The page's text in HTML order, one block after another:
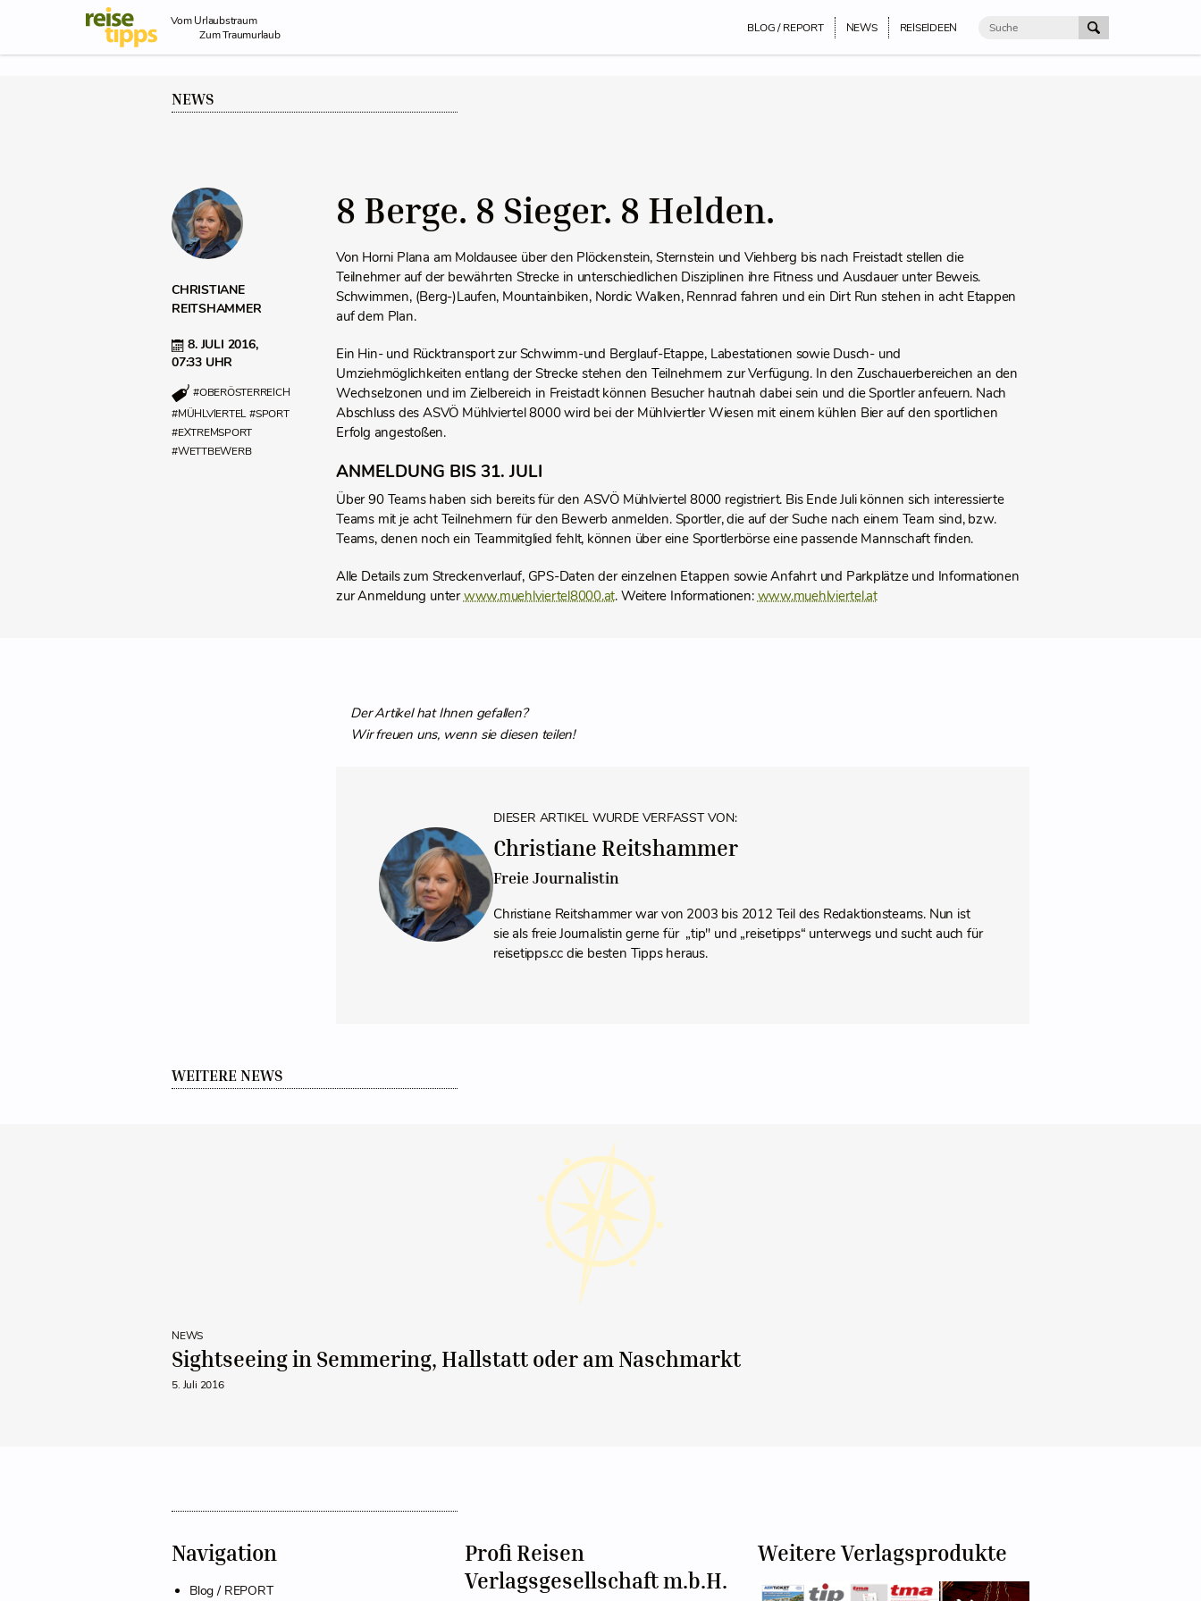
Skip to Content
Vom Urlaubstraum
Zum Traumurlaub
BLOG / REPORT NEWS REISEIDEEN
NEWS
CHRISTIANE
REITSHAMMER
8. JULI 2016,
07:33 UHR
#OBERÖSTERREICH
#MÜHLVIERTEL #SPORT
#EXTREMSPORT
#WETTBEWERB
8 Berge. 8 Sieger. 8 Helden.
Von Horni Plana am Moldausee über den Plöckenstein, Sternstein und Viehberg bis nach Freistadt stellen die
Teilnehmer auf der bewährten Strecke in unterschiedlichen Disziplinen ihre Fitness und Ausdauer unter Beweis.
Schwimmen, (Berg-)Laufen, Mountainbiken, Nordic Walken, Rennrad fahren und ein Dirt Run stehen in acht Etappen
auf dem Plan.
Ein Hin- und Rücktransport zur Schwimm-und Berglauf-Etappe, Labestationen sowie Dusch- und
Umziehmöglichkeiten entlang der Strecke stehen den Teilnehmern zur Verfügung. In den Zuschauerbereichen an den
Wechselzonen und im Zielbereich in Freistadt können Besucher hautnah dabei sein und die Sportler anfeuern. Nach
Abschluss des ASVÖ Mühlviertel 8000 wird bei der Mühlviertler Wiesen mit einem kühlen Bier auf den sportlichen
Erfolg angestoßen.
ANMELDUNG BIS 31. JULI
Über 90 Teams haben sich bereits für den ASVÖ Mühlviertel 8000 registriert. Bis Ende Juli können sich interessierte
Teams mit je acht Teilnehmern für den Bewerb anmelden. Sportler, die auf der Suche nach einem Team sind, bzw.
Teams, denen noch ein Teammitglied fehlt, können über eine Sportlerbörse eine passende Mannschaft finden.
Alle Details zum Streckenverlauf, GPS-Daten der einzelnen Etappen sowie Anfahrt und Parkplätze und Informationen
zur Anmeldung unterwww.muehlviertel8000.at. Weitere Informationen:www.muehlviertel.at
Der Artikel hat Ihnen gefallen?
Wir freuen uns, wenn sie diesen teilen!
DIESER ARTIKEL WURDE VERFASST VON:
Christiane Reitshammer
Freie Journalistin
Christiane Reitshammer war von 2003 bis 2012 Teil des Redaktionsteams. Nun ist
sie als freie Journalistin gerne für „tip" und „reisetipps“ unterwegs und sucht auch für
reisetipps.cc die besten Tipps heraus.
WEITERE NEWS
NEWS
Sightseeing in Semmering, Hallstatt oder am Naschmarkt
5. Juli 2016
Navigation
Blog / REPORT
Profi Reisen
Verlagsgesellschaft m.b.H.
Weitere Verlagsprodukte